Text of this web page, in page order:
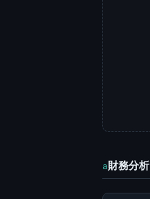
a財務分析